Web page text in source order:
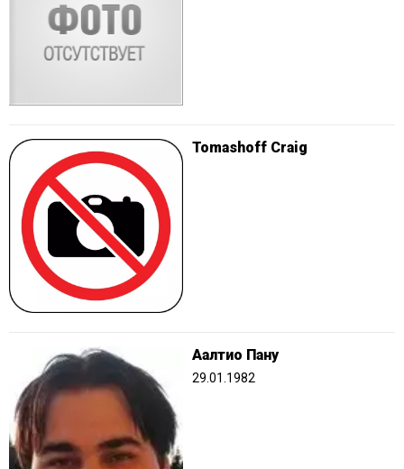
Tomashoff Craig
Аалтио Пану
29.01.1982